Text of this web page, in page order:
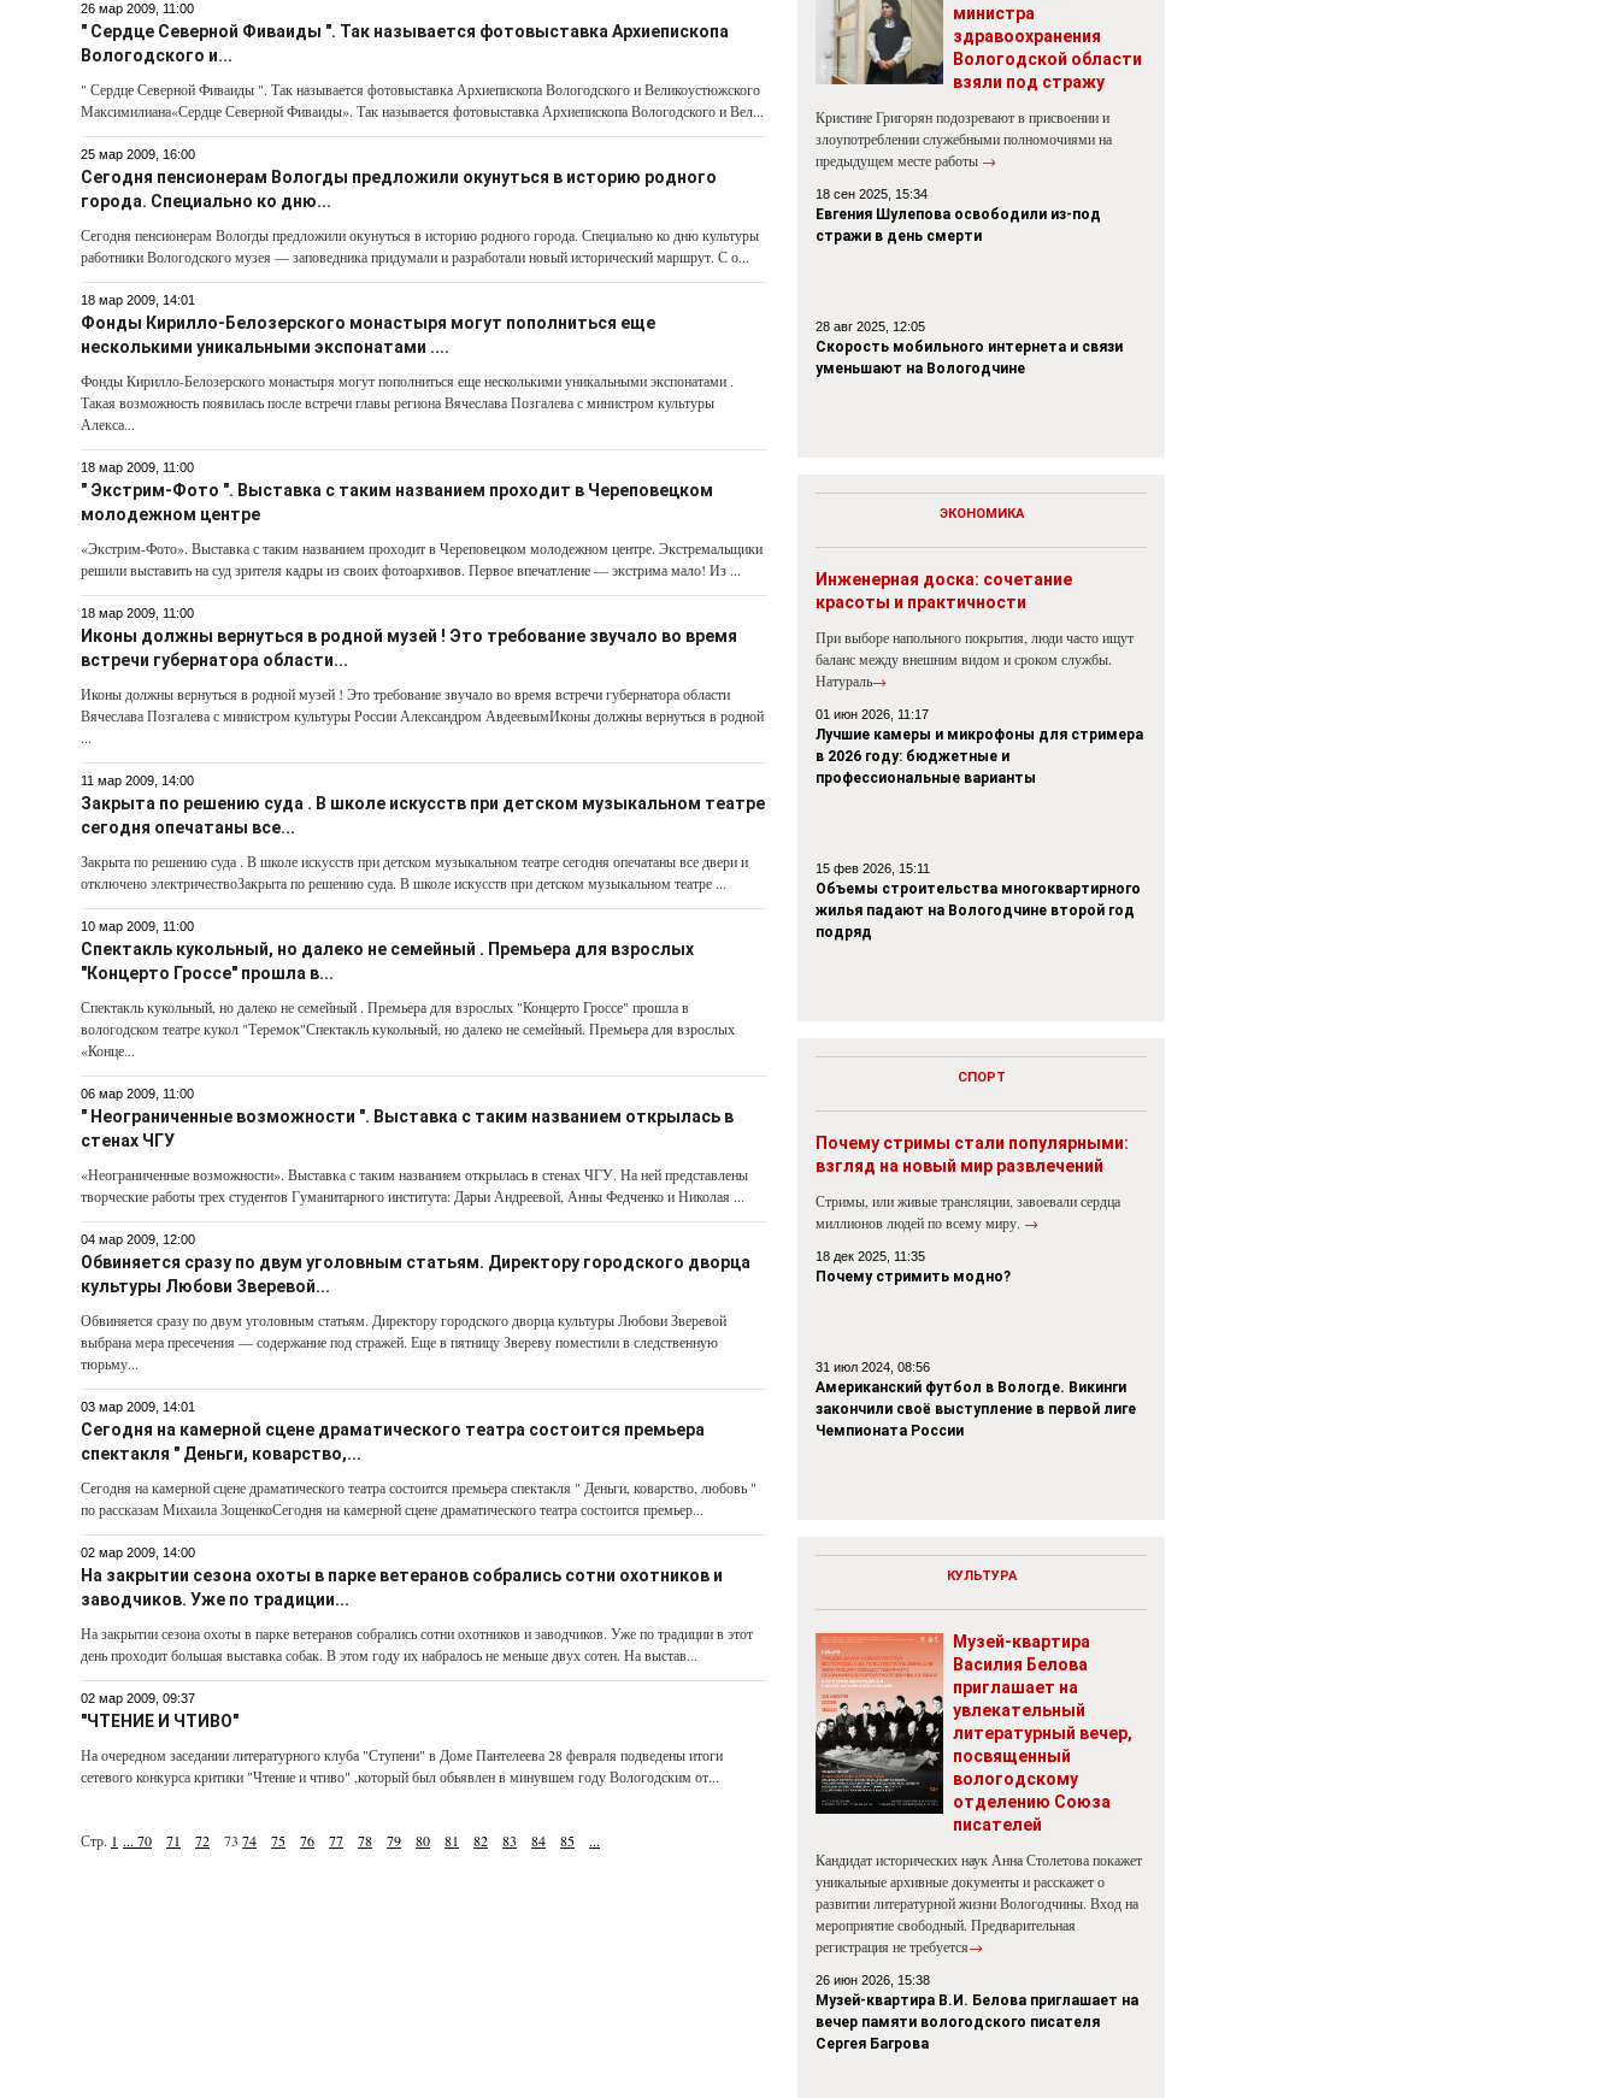
26 мар 2009, 11:00
" Сердце Северной Фиваиды ". Так называется фотовыставка Архиепископа
Вологодского и...
" Сердце Северной Фиваиды ". Так называется фотовыставка Архиепископа Вологодского и Великоустюжского
Максимилиана«Сердце Северной Фиваиды». Так называется фотовыставка Архиепископа Вологодского и Вел...
25 мар 2009, 16:00
Сегодня пенсионерам Вологды предложили окунуться в историю родного
города. Специально ко дню...
Сегодня пенсионерам Вологды предложили окунуться в историю родного города. Специально ко дню культуры
работники Вологодского музея — заповедника придумали и разработали новый исторический маршрут. С о...
18 мар 2009, 14:01
Фонды Кирилло-Белозерского монастыря могут пополниться еще
несколькими уникальными экспонатами ....
Фонды Кирилло-Белозерского монастыря могут пополниться еще несколькими уникальными экспонатами .
Такая возможность появилась после встречи главы региона Вячеслава Позгалева с министром культуры
Алекса...
18 мар 2009, 11:00
" Экстрим-Фото ". Выставка с таким названием проходит в Череповецком
молодежном центре
«Экстрим-Фото». Выставка с таким названием проходит в Череповецком молодежном центре. Экстремальщики
решили выставить на суд зрителя кадры из своих фотоархивов. Первое впечатление — экстрима мало! Из ...
18 мар 2009, 11:00
Иконы должны вернуться в родной музей ! Это требование звучало во время
встречи губернатора области...
Иконы должны вернуться в родной музей ! Это требование звучало во время встречи губернатора области
Вячеслава Позгалева с министром культуры России Александром АвдеевымИконы должны вернуться в родной
...
11 мар 2009, 14:00
Закрыта по решению суда . В школе искусств при детском музыкальном театре
сегодня опечатаны все...
Закрыта по решению суда . В школе искусств при детском музыкальном театре сегодня опечатаны все двери и
отключено электричествоЗакрыта по решению суда. В школе искусств при детском музыкальном театре ...
10 мар 2009, 11:00
Спектакль кукольный, но далеко не семейный . Премьера для взрослых
"Концерто Гроссе" прошла в...
Спектакль кукольный, но далеко не семейный . Премьера для взрослых "Концерто Гроссе" прошла в
вологодском театре кукол "Теремок"Спектакль кукольный, но далеко не семейный. Премьера для взрослых
«Конце...
06 мар 2009, 11:00
" Неограниченные возможности ". Выставка с таким названием открылась в
стенах ЧГУ
«Неограниченные возможности». Выставка с таким названием открылась в стенах ЧГУ. На ней представлены
творческие работы трех студентов Гуманитарного института: Дарьи Андреевой, Анны Федченко и Николая ...
04 мар 2009, 12:00
Обвиняется сразу по двум уголовным статьям. Директору городского дворца
культуры Любови Зверевой...
Обвиняется сразу по двум уголовным статьям. Директору городского дворца культуры Любови Зверевой
выбрана мера пресечения — содержание под стражей. Еще в пятницу Звереву поместили в следственную
тюрьму...
03 мар 2009, 14:01
Сегодня на камерной сцене драматического театра состоится премьера
спектакля " Деньги, коварство,...
Сегодня на камерной сцене драматического театра состоится премьера спектакля " Деньги, коварство, любовь "
по рассказам Михаила ЗощенкоСегодня на камерной сцене драматического театра состоится премьер...
02 мар 2009, 14:00
На закрытии сезона охоты в парке ветеранов собрались сотни охотников и
заводчиков. Уже по традиции...
На закрытии сезона охоты в парке ветеранов собрались сотни охотников и заводчиков. Уже по традиции в этот
день проходит большая выставка собак. В этом году их набралось не меньше двух сотен. На выстав...
02 мар 2009, 09:37
"ЧТЕНИЕ И ЧТИВО"
На очередном заседании литературного клуба "Ступени" в Доме Пантелеева 28 февраля подведены итоги
сетевого конкурса критики "Чтение и чтиво" ,который был обьявлен в минувшем году Вологодским от...
Стр. 1 ... 70 71 72 73 74 75 76 77 78 79 80 81 82 83 84 85 ...
министра
здравоохранения
Вологодской области
взяли под стражу
Кристине Григорян подозревают в присвоении и
злоупотреблении служебными полномочиями на
предыдущем месте работы →
18 сен 2025, 15:34
Евгения Шулепова освободили из-под
стражи в день смерти
28 авг 2025, 12:05
Скорость мобильного интернета и связи
уменьшают на Вологодчине
ЭКОНОМИКА
Инженерная доска: сочетание
красоты и практичности
При выборе напольного покрытия, люди часто ищут
баланс между внешним видом и сроком службы.
Натураль→
01 июн 2026, 11:17
Лучшие камеры и микрофоны для стримера
в 2026 году: бюджетные и
профессиональные варианты
15 фев 2026, 15:11
Объемы строительства многоквартирного
жилья падают на Вологодчине второй год
подряд
СПОРТ
Почему стримы стали популярными:
взгляд на новый мир развлечений
Стримы, или живые трансляции, завоевали сердца
миллионов людей по всему миру. →
18 дек 2025, 11:35
Почему стримить модно?
31 июл 2024, 08:56
Американский футбол в Вологде. Викинги
закончили своё выступление в первой лиге
Чемпионата России
КУЛЬТУРА
Музей-квартира
Василия Белова
приглашает на
увлекательный
литературный вечер,
посвященный
вологодскому
отделению Союза
писателей
Кандидат исторических наук Анна Столетова покажет
уникальные архивные документы и расскажет о
развитии литературной жизни Вологодчины. Вход на
мероприятие свободный. Предварительная
регистрация не требуется→
26 июн 2026, 15:38
Музей-квартира В.И. Белова приглашает на
вечер памяти вологодского писателя
Сергея Багрова